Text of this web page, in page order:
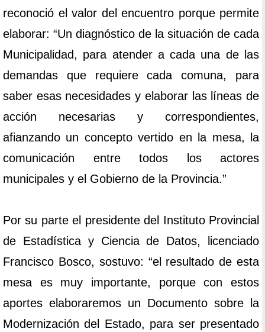
reconoció el valor del encuentro porque permite
elaborar: “Un diagnóstico de la situación de cada
Municipalidad, para atender a cada una de las
demandas que requiere cada comuna, para
saber esas necesidades y elaborar las líneas de
acción necesarias y correspondientes,
afianzando un concepto vertido en la mesa, la
comunicación entre todos los actores
municipales y el Gobierno de la Provincia.”
Por su parte el presidente del Instituto Provincial
de Estadística y Ciencia de Datos, licenciado
Francisco Bosco, sostuvo: “el resultado de esta
mesa es muy importante, porque con estos
aportes elaboraremos un Documento sobre la
Modernización del Estado, para ser presentado